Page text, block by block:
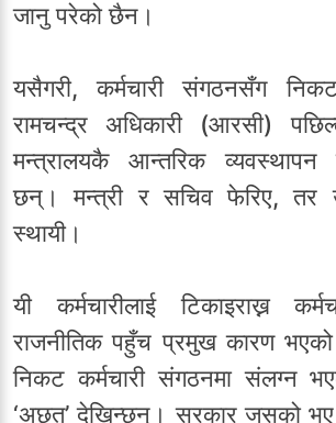
जानु परेको छैन।
यसैगरी, कर्मचारी संगठनसँग
रामचन्द्र अधिकारी (आरसी)
मन्त्रालयकै आन्तरिक व्यवस्थापन
छन्। मन्त्री र सचिव फेरिए, तर
स्थायी।
यी कर्मचारीलाई टिकाइराख्न
राजनीतिक पहुँच प्रमुख कारण
निकट कर्मचारी संगठनमा संलग्न
‘अछुत’ देखिन्छन्। सरकार जसको भए